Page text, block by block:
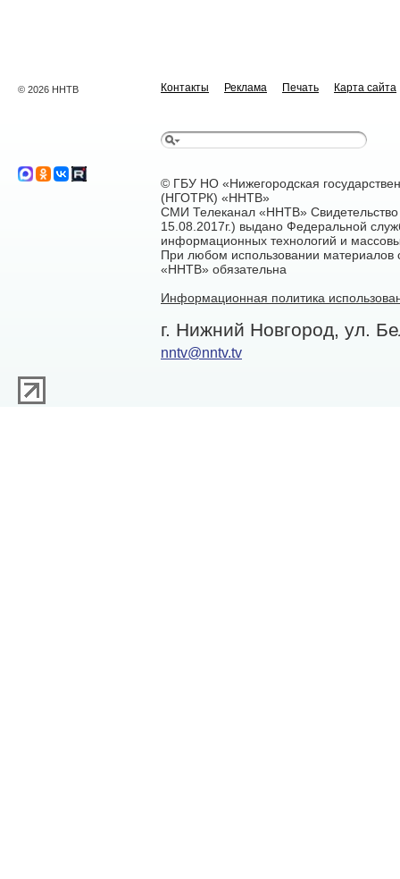
© 2026 ННТВ Контакты Реклама Печать Карта сайта
© ГБУ НО «Нижегородская
(НГОТРК) «ННТВ»
СМИ Телеканал «ННТВ»
15.08.2017г.) выдано Федеральной
информационных технологий и
При любом использовании материалов
«ННТВ» обязательна
Информационная политика
г. Нижний Новгород, ул.
nntv@nntv.tv